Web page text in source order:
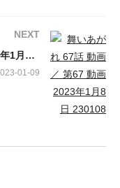
NEXT
舞いあがれ 67話 動画 ／ 第67 動画 2023年1月8日 230108
01-09